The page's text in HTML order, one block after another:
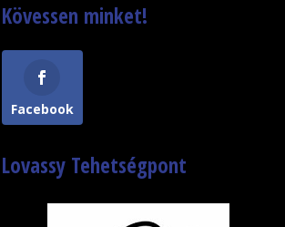
Kövessen minket!
Facebook
Lovassy Tehetségpont